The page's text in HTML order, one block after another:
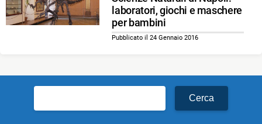
laboratori, giochi e maschere
per bambini
Pubblicato il 24 Gennaio 2016
per: